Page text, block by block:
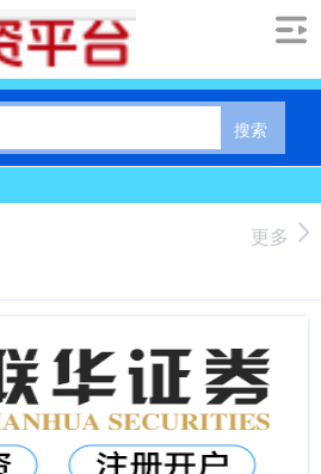
搜索
更多